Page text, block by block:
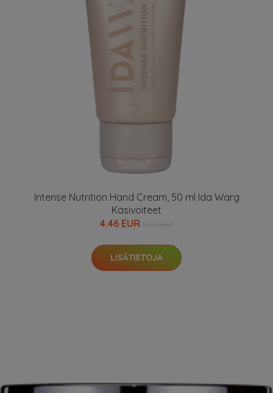
Intense Nutrition Hand Cream, 50 ml Ida Warg
Käsivoiteet
4.46 EUR
LISÄTIETOJA